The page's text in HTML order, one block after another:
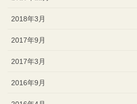
2018年3月
2017年9月
2017年3月
2016年9月